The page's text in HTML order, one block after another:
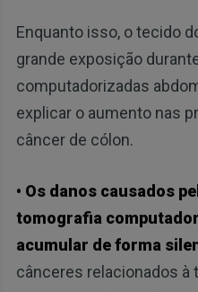
Enquanto isso, o tecido
grande exposição
computadorizadas
explicar o aumento nas
câncer de cólon.
• Os danos causados
tomografia
acumular de forma
cânceres relacionados à